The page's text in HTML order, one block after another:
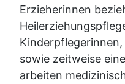
Erzieherinnen
sowie zeitweise
arbeiten